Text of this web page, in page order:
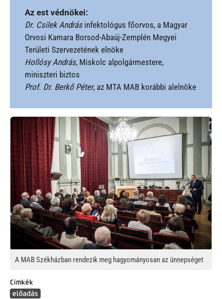
Az est védnökei:
Dr. Csilek András infektológus főorvos, a Magyar
Orvosi Kamara Borsod-Abaúj-Zemplén Megyei
Területi Szervezetének elnöke
Hollósy András, Miskolc alpolgármestere,
miniszteri biztos
Prof. Dr. Berkő Péter, az MTA MAB korábbi alelnöke
Kép
A MAB Székházban rendezik meg hagyományosan az ünnepséget
Címkék
előadás